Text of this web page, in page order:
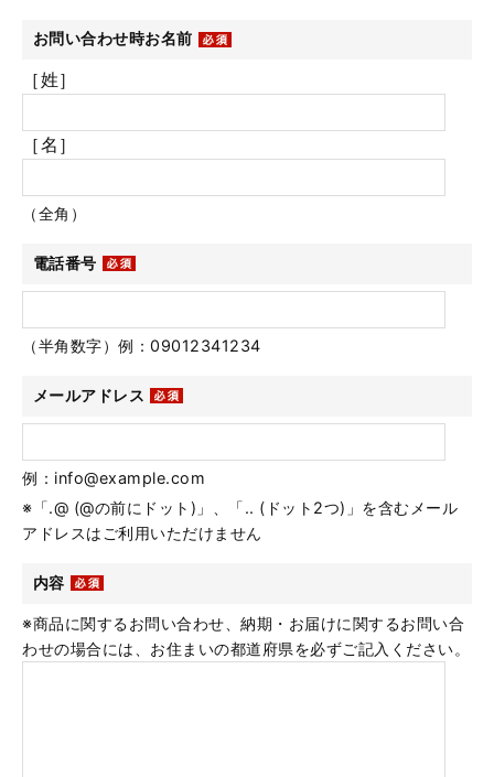
お問い合わせ時お名前
［姓］
［名］
（全角）
電話番号
（半角数字）例：09012341234
メールアドレス
例：info@example.com
※「.@ (@の前にドット)」、「.. (ドット2つ)」を含むメール
アドレスはご利用いただけません
内容
※商品に関するお問い合わせ、納期・お届けに関するお問い合
わせの場合には、お住まいの都道府県を必ずご記入ください。